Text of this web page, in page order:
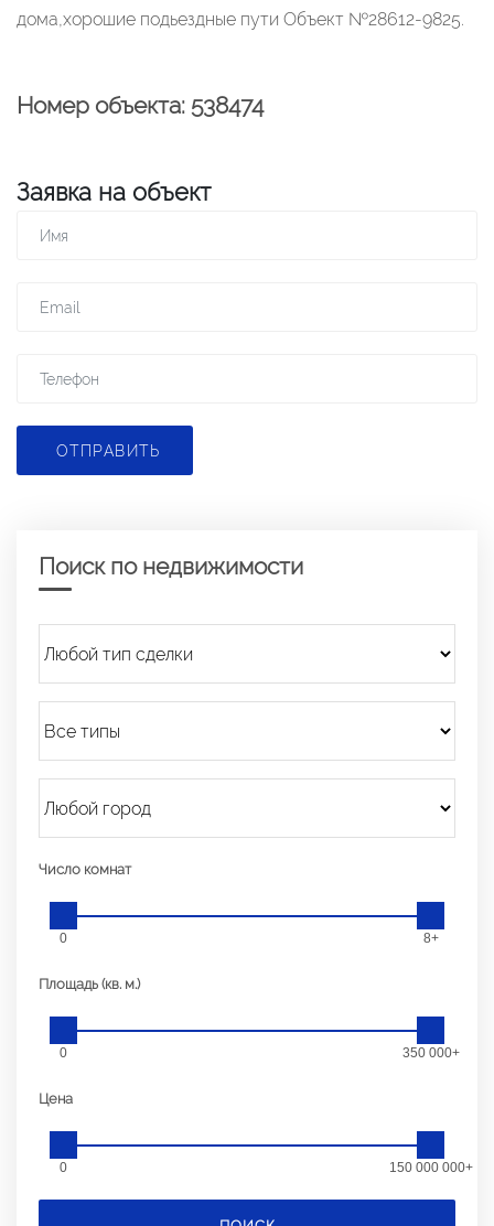
дома,хорошие подьездные пути Объект №28612-9825.
Номер объекта: 538474
Заявка на объект
ОТПРАВИТЬ
Поиск по недвижимости
Число комнат
0 8+
Площадь (кв. м.)
0 350 000+
Цена
0 150 000 000+